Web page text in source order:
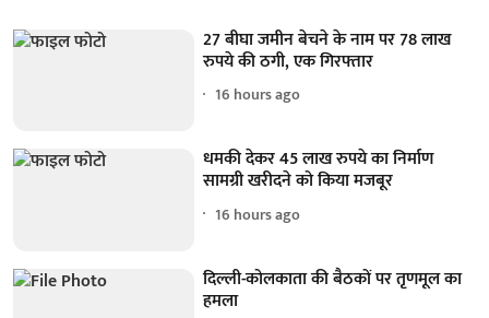
27 बीघा जमीन बेचने के नाम पर 78 लाख
रुपये की ठगी, एक गिरफ्तार
16 hours ago
धमकी देकर 45 लाख रुपये का निर्माण
सामग्री खरीदने को किया मजबूर
16 hours ago
दिल्ली-कोलकाता की बैठकों पर तृणमूल का
हमला